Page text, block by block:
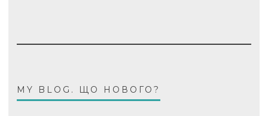
MY BLOG. ЩО НОВОГО?